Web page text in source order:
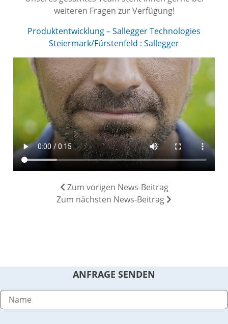
weiteren Fragen zur Verfügung!
Produktentwicklung – Sallegger Technologies
Steiermark/Fürstenfeld : Sallegger
Zum vorigen News-Beitrag
Zum nächsten News-Beitrag
ANFRAGE SENDEN